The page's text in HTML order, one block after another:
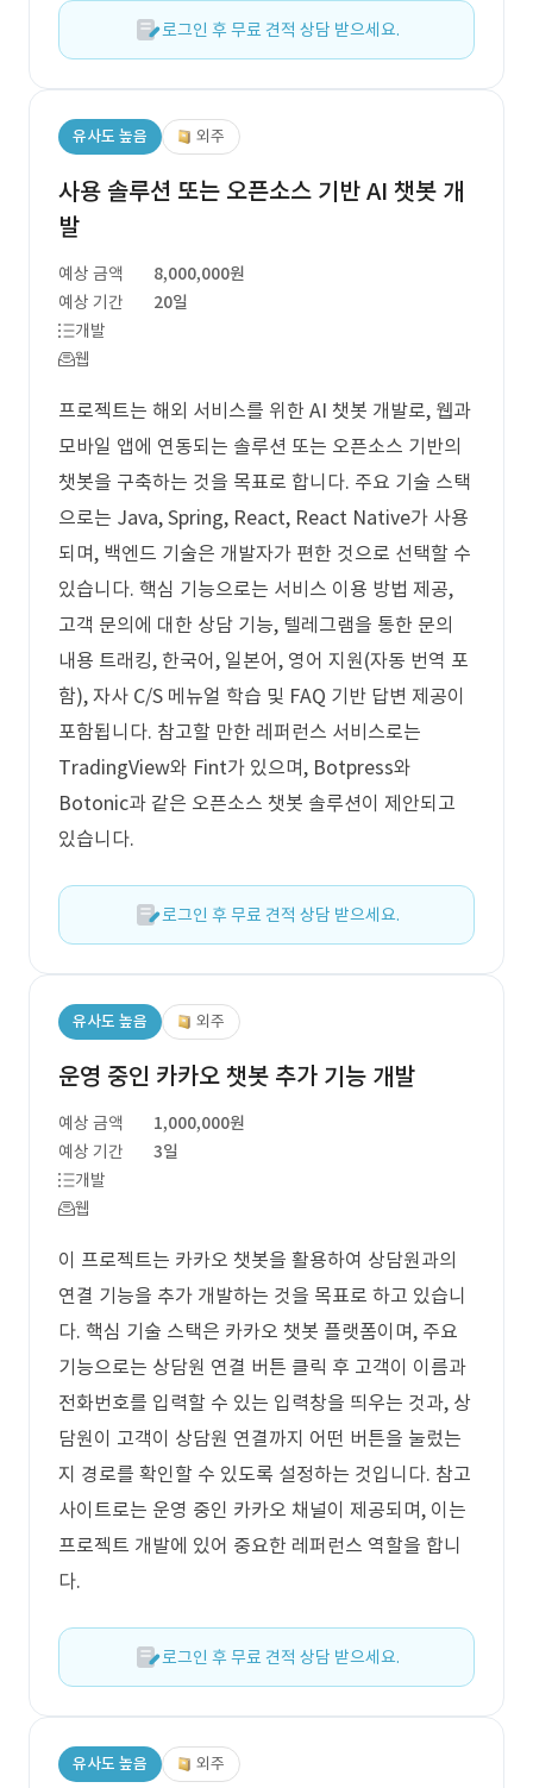
로그인 후 무료 견적 상담 받으세요.
유사도 높음 외주
사용 솔루션 또는 오픈소스 기반 AI 챗봇 개
발
예상 금액
8,000,000원
예상 기간
20일
개발
웹
프로젝트는 해외 서비스를 위한 AI 챗봇 개발로, 웹과
모바일 앱에 연동되는 솔루션 또는 오픈소스 기반의
챗봇을 구축하는 것을 목표로 합니다. 주요 기술 스택
으로는 Java, Spring, React, React Native가 사용
되며, 백엔드 기술은 개발자가 편한 것으로 선택할 수
있습니다. 핵심 기능으로는 서비스 이용 방법 제공,
고객 문의에 대한 상담 기능, 텔레그램을 통한 문의
내용 트래킹, 한국어, 일본어, 영어 지원(자동 번역 포
함), 자사 C/S 메뉴얼 학습 및 FAQ 기반 답변 제공이
포함됩니다. 참고할 만한 레퍼런스 서비스로는
TradingView와 Fint가 있으며, Botpress와
Botonic과 같은 오픈소스 챗봇 솔루션이 제안되고
있습니다.
로그인 후 무료 견적 상담 받으세요.
유사도 높음 외주
운영 중인 카카오 챗봇 추가 기능 개발
예상 금액
1,000,000원
예상 기간
3일
개발
웹
이 프로젝트는 카카오 챗봇을 활용하여 상담원과의
연결 기능을 추가 개발하는 것을 목표로 하고 있습니
다. 핵심 기술 스택은 카카오 챗봇 플랫폼이며, 주요
기능으로는 상담원 연결 버튼 클릭 후 고객이 이름과
전화번호를 입력할 수 있는 입력창을 띄우는 것과, 상
담원이 고객이 상담원 연결까지 어떤 버튼을 눌렀는
지 경로를 확인할 수 있도록 설정하는 것입니다. 참고
사이트로는 운영 중인 카카오 채널이 제공되며, 이는
프로젝트 개발에 있어 중요한 레퍼런스 역할을 합니
다.
로그인 후 무료 견적 상담 받으세요.
유사도 높음 외주